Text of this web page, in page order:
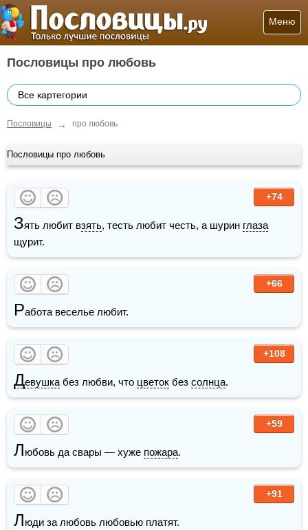
Меню
Пословицы про любовь
Все картегории
Пословицы → про любовь
Пословицы про любовь
+74
Зять любит взять, тесть любит честь, а шурин глаза
щурит.
+66
Работа веселье любит.
+108
Девушка без любви, что цветок без солнца.
+59
Любовь да свары — хуже пожара.
+91
Люди за любовь любовью платят.